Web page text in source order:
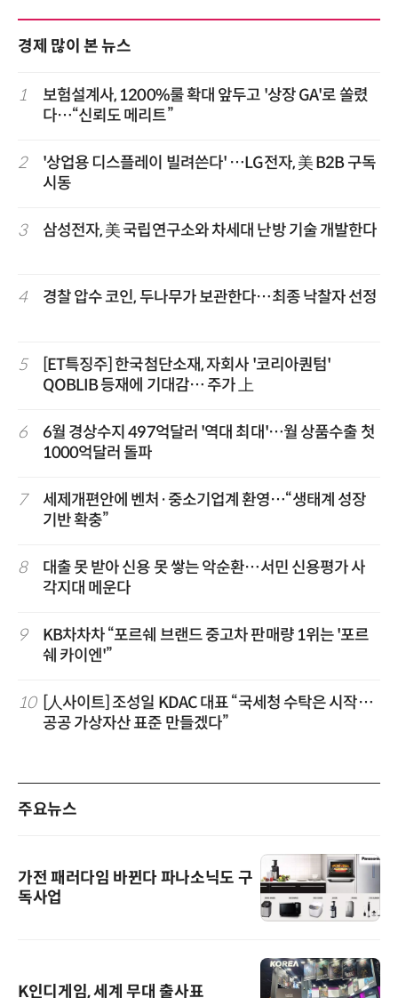
경제 많이 본 뉴스
1
보험설계사, 1200%룰 확대 앞두고 '상장 GA'로 쏠렸
다…“신뢰도 메리트”
2
'상업용 디스플레이 빌려쓴다' …LG전자, 美 B2B 구독
시동
3 삼성전자, 美 국립연구소와 차세대 난방 기술 개발한다
4 경찰 압수 코인, 두나무가 보관한다…최종 낙찰자 선정
5
[ET특징주] 한국첨단소재, 자회사 '코리아퀀텀'
QOBLIB 등재에 기대감… 주가 上
6
6월 경상수지 497억달러 '역대 최대'…월 상품수출 첫
1000억달러 돌파
7
세제개편안에 벤처·중소기업계 환영…“생태계 성장
기반 확충”
8
대출 못 받아 신용 못 쌓는 악순환…서민 신용평가 사
각지대 메운다
9
KB차차차 “포르쉐 브랜드 중고차 판매량 1위는 '포르
쉐 카이엔'”
10
[人사이트] 조성일 KDAC 대표 “국세청 수탁은 시작…
공공 가상자산 표준 만들겠다”
주요뉴스
가전 패러다임 바뀐다 파나소닉도 구
독사업
K인디게임, 세계 무대 출사표